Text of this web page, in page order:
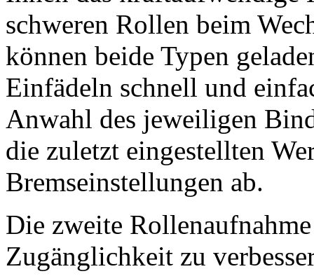
schweren Rollen beim
können beide Typen
Einfädeln schnell und
Anwahl des jeweiligen
die zuletzt eingestellten
Bremseinstellungen ab.
Die zweite
Zugänglichkeit zu